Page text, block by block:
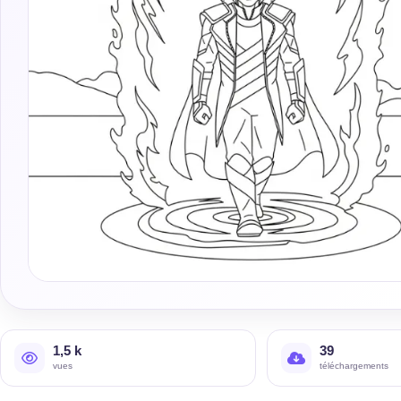
1,5 k
vues
39
téléchargements